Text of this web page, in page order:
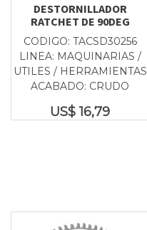
DESTORNILLADOR
RATCHET DE 90DEG
CODIGO: TACSD30256
LINEA: MAQUINARIAS /
UTILES / HERRAMIENTAS
ACABADO: CRUDO
US$16,79